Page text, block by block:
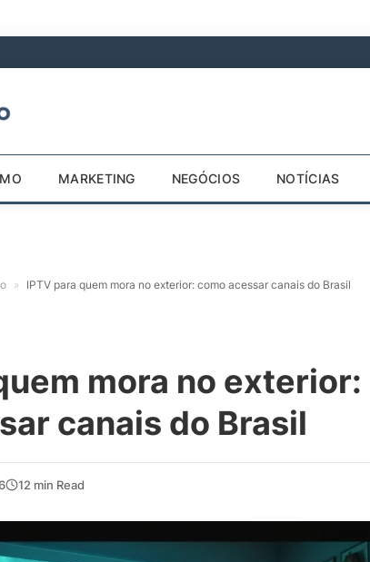
MARKETING NEGÓCIOS NOTÍCIAS
» IPTV para quem mora no exterior: como acessar canais do Brasil
mora no exterior:
canais do Brasil
12 min Read